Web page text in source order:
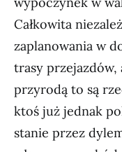
Całkowita
zaplanowania w
trasy
przyrodą to są
ktoś już jednak
stanie przez